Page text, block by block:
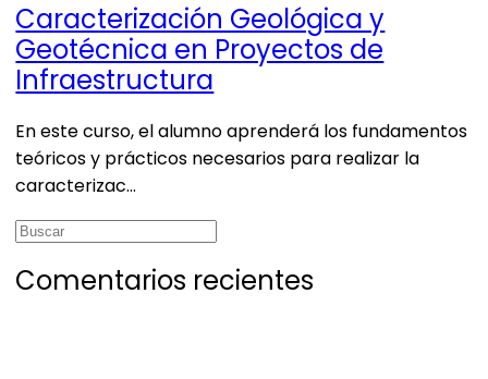
Caracterización Geológica y
Geotécnica en Proyectos de
Infraestructura
En este curso, el alumno aprenderá los fundamentos
teóricos y prácticos necesarios para realizar la
caracterizac…
Buscar:
Comentarios recientes